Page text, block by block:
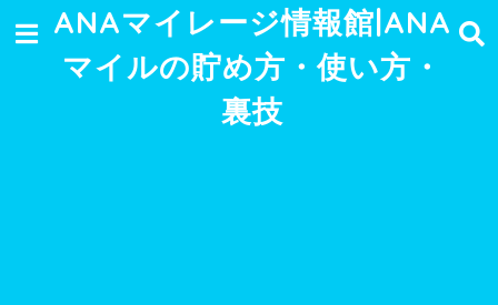
ANAマイレージ情報館|ANA
マイルの貯め方・使い方・
裏技